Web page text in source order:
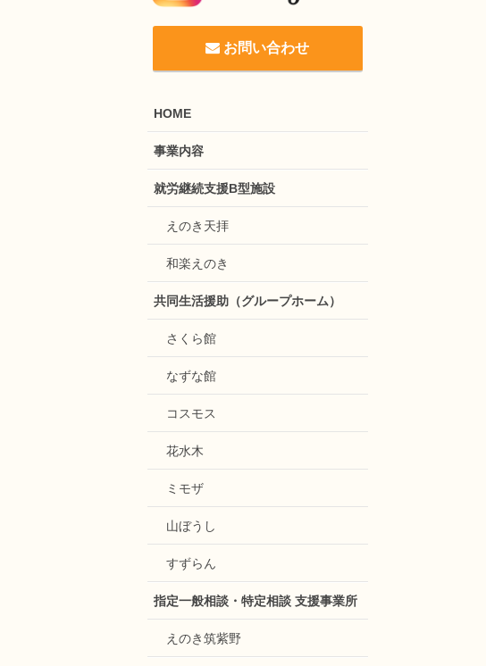
お問い合わせ
HOME
事業内容
就労継続支援B型施設
えのき天拝
和楽えのき
共同生活援助（グループホーム）
さくら館
なずな館
コスモス
花水木
ミモザ
山ぼうし
すずらん
指定一般相談・特定相談 支援事業所
えのき筑紫野